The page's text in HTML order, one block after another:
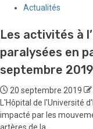
Actualités
Les activités à
paralysées en
septembre 2019
20 septembre 2019
L'Hôpital de l'Université
impacté par les